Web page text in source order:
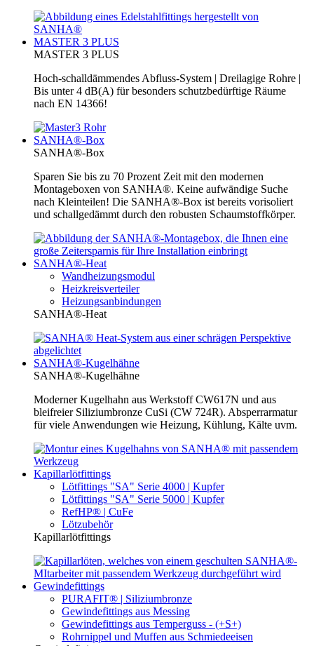
MASTER 3 PLUS
MASTER 3 PLUS
Hoch-schalldämmendes Abfluss-System | Dreilagige Rohre |
Bis unter 4 dB(A) für besonders schutzbedürftige Räume
nach EN 14366!
SANHA®-Box
SANHA®-Box
Sparen Sie bis zu 70 Prozent Zeit mit den modernen
Montageboxen von SANHA®. Keine aufwändige Suche
nach Kleinteilen! Die SANHA®-Box ist bereits vorisoliert
und schallgedämmt durch den robusten Schaumstoffkörper.
SANHA®-Heat
Wandheizungsmodul
Heizkreisverteiler
Heizungsanbindungen
SANHA®-Heat
SANHA®-Kugelhähne
SANHA®-Kugelhähne
Moderner Kugelhahn aus Werkstoff CW617N und aus
bleifreier Siliziumbronze CuSi (CW 724R). Absperrarmatur
für viele Anwendungen wie Heizung, Kühlung, Kälte uvm.
Kapillarlötfittings
Lötfittings "SA" Serie 4000 | Kupfer
Lötfittings "SA" Serie 5000 | Kupfer
RefHP® | CuFe
Lötzubehör
Kapillarlötfittings
Gewindefittings
PURAFIT® | Siliziumbronze
Gewindefittings aus Messing
Gewindefittings aus Temperguss - (+S+)
Rohrnippel und Muffen aus Schmiedeeisen